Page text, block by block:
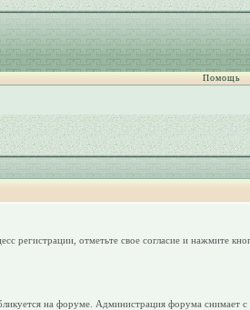
Помощь
регистрации, отметьте свое согласие и нажмите
на форуме. Администрация форума снимает с